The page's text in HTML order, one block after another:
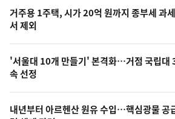
최
신,
오
늘
의
영
기
뉴
스
거주용 1주택, 시가 20억 원까지 종부세 과
서 제외
'서울대 10개 만들기' 본격화…거점 국립대
속 선정
내년부터 아르헨산 원유 수입…핵심광물 공